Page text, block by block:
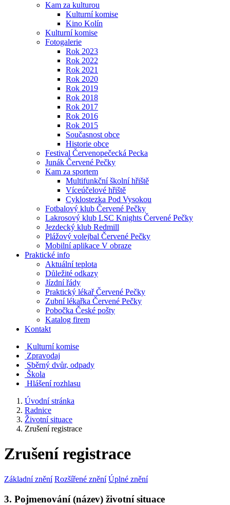
Kam za kulturou
Kulturní komise
Kino Kolín
Kulturní komise
Fotogalerie
Rok 2023
Rok 2022
Rok 2021
Rok 2020
Rok 2019
Rok 2018
Rok 2017
Rok 2016
Rok 2015
Současnost obce
Historie obce
Festival Červenopečecká Pecka
Junák Červené Pečky
Kam za sportem
Multifunkční školní hřiště
Víceúčelové hřiště
Cyklostezka Pod Vysokou
Fotbalový klub Červené Pečky
Lakrosový klub LSC Knights Červené Pečky
Jezdecký klub Redmill
Plážový volejbal Červené Pečky
Mobilní aplikace V obraze
Praktické info
Aktuální teplota
Důležité odkazy
Jízdní řády
Praktický lékař Červené Pečky
Zubní lékařka Červené Pečky
Pobočka České pošty
Katalog firem
Kontakt
Kulturní komise
Zpravodaj
Sběrný dvůr, odpady
Škola
Hlášení rozhlasu
Úvodní stránka
Radnice
Životní situace
Zrušení registrace
Zrušení registrace
Základní znění Rozšířené znění Úplné znění
3. Pojmenování (název) životní situace